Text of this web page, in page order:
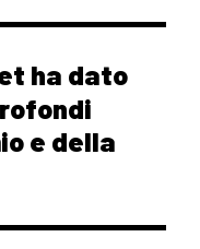
ha dato
e della